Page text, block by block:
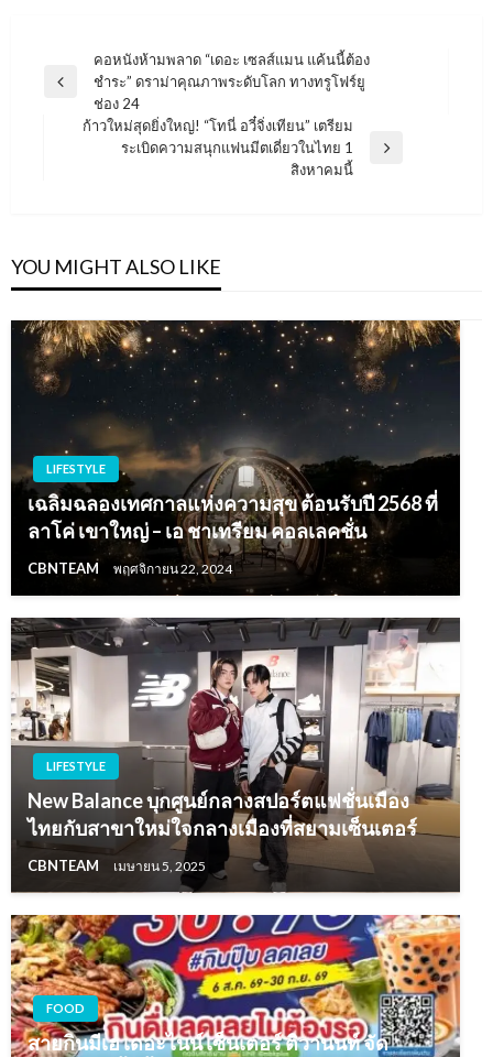
แนะแนว
เรื่อง
Previous
คอหนังห้ามพลาด “เดอะ เซลส์แมน แค้นนี้ต้อง
ชำระ” ดราม่าคุณภาพระดับโลก ทางทรูโฟร์ยู
ช่อง 24
ก้าวใหม่สุดยิ่งใหญ่! “โทนี่ อวี๋จิ่งเทียน” เตรียม
ระเบิดความสนุกแฟนมีตเดี่ยวในไทย 1
สิงหาคมนี้
YOU MIGHT ALSO LIKE
LIFESTYLE
เฉลิมฉลองเทศกาลแห่งความสุข ต้อนรับปี 2568 ที่
ลาโค่ เขาใหญ่ – เอ ชาเทรียม คอลเลคชั่น
CBNTEAM พฤศจิกายน 22, 2024
LIFESTYLE
New Balance บุกศูนย์กลางสปอร์ตแฟชั่นเมือง
ไทยกับสาขาใหม่ใจกลางเมืองที่สยามเซ็นเตอร์
CBNTEAM เมษายน 5, 2025
FOOD
สายกินมีเฮ เดอะไนน์ เซ็นเตอร์ ติวานนท์ จัด